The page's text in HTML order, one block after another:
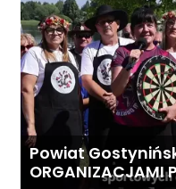
Powiat
ORGANIZACJAMI